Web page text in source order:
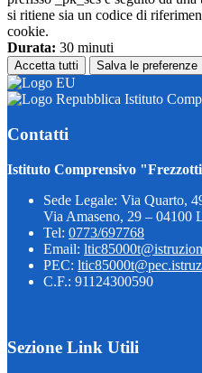
si ritiene sia un codice di
cookie.
Durata: 30 minuti
Accetta tutti Salva le preferenze
Istituto
Contatti
Istituto Comprensivo
Sede Legale: Via Quarto,
Via Amaseno, 29 – 04100
Tel: 0773/697768
Email:
PEC:
C.F.: 91124300590
Sezione Link Utili